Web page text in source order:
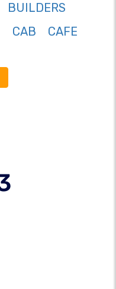
BUILDERS
CAB
CAFE